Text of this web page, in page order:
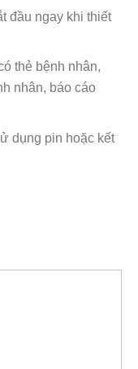
đầu ngay khi thiết
thẻ bệnh nhân,
nhân, báo cáo
dụng pin hoặc kết